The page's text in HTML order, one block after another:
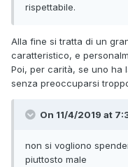
rispettabile.
Alla fine si tratta di un
caratteristico, e
Poi, per carità, se uno ha
senza preoccuparsi
On 11/4/2019 at
non si vogliono
piuttosto male